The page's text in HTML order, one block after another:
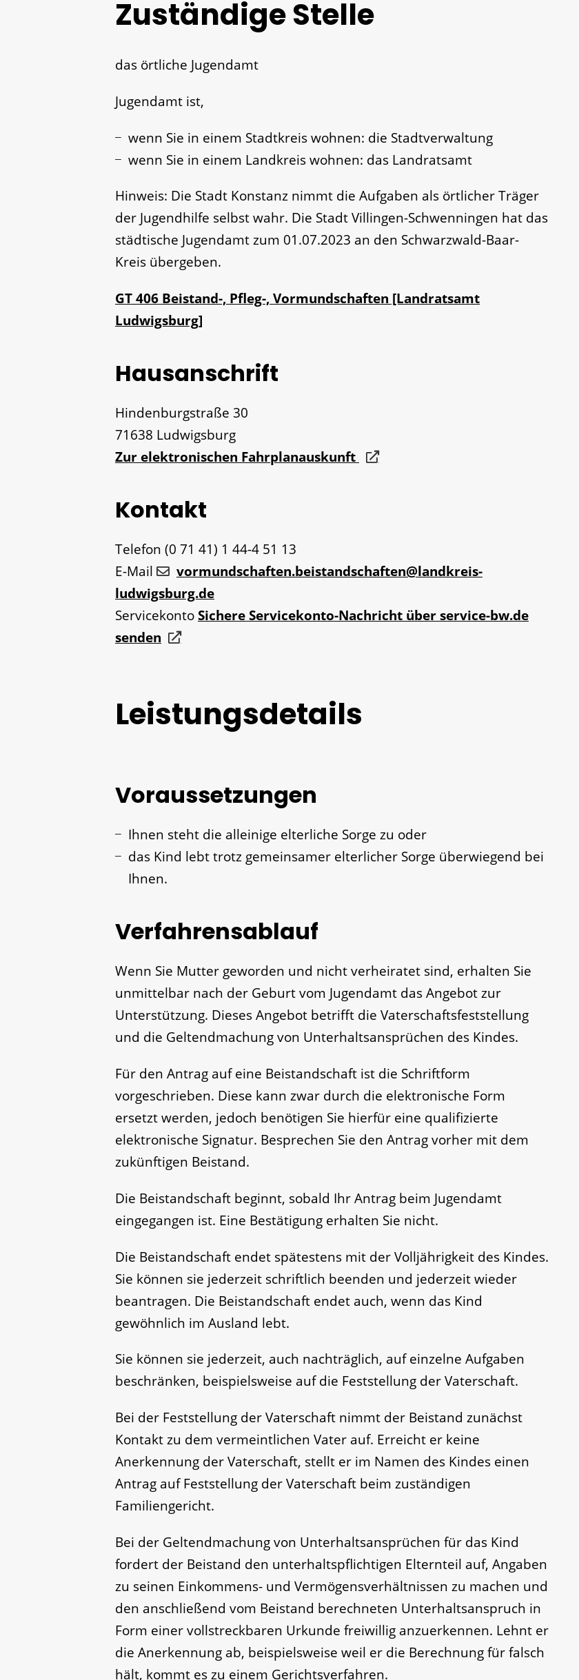
Zuständige Stelle
das örtliche Jugendamt
Jugendamt ist,
wenn Sie in einem Stadtkreis wohnen: die Stadtverwaltung
wenn Sie in einem Landkreis wohnen: das Landratsamt
Hinweis: Die Stadt Konstanz nimmt die Aufgaben als örtlicher Träger
der Jugendhilfe selbst wahr. Die Stadt Villingen-Schwenningen hat das
städtische Jugendamt zum 01.07.2023 an den Schwarzwald-Baar-
Kreis übergeben.
GT 406 Beistand-, Pfleg-, Vormundschaften [Landratsamt
Ludwigsburg]
Hausanschrift
Hindenburgstraße 30
71638 Ludwigsburg
Zur elektronischen Fahrplanauskunft
Kontakt
Telefon (0 71 41) 1 44-4 51 13
E-Mail
vormundschaften.beistandschaften@landkreis-
ludwigsburg.de
ServicekontoSichere Servicekonto-Nachricht über service-bw.de
senden
Leistungsdetails
Voraussetzungen
Ihnen steht die alleinige elterliche Sorge zu oder
das Kind lebt trotz gemeinsamer elterlicher Sorge überwiegend bei
Ihnen.
Verfahrensablauf
Wenn Sie Mutter geworden und nicht verheiratet sind, erhalten Sie
unmittelbar nach der Geburt vom Jugendamt das Angebot zur
Unterstützung. Dieses Angebot betrifft die Vaterschaftsfeststellung
und die Geltendmachung von Unterhaltsansprüchen des Kindes.
Für den Antrag auf eine Beistandschaft ist die Schriftform
vorgeschrieben. Diese kann zwar durch die elektronische Form
ersetzt werden, jedoch benötigen Sie hierfür eine qualifizierte
elektronische Signatur. Besprechen Sie den Antrag vorher mit dem
zukünftigen Beistand.
Die Beistandschaft beginnt, sobald Ihr Antrag beim Jugendamt
eingegangen ist. Eine Bestätigung erhalten Sie nicht.
Die Beistandschaft endet spätestens mit der Volljährigkeit des Kindes.
Sie können sie jederzeit schriftlich beenden und jederzeit wieder
beantragen. Die Beistandschaft endet auch, wenn das Kind
gewöhnlich im Ausland lebt.
Sie können sie jederzeit, auch nachträglich, auf einzelne Aufgaben
beschränken, beispielsweise auf die Feststellung der Vaterschaft.
Bei der Feststellung der Vaterschaft nimmt der Beistand zunächst
Kontakt zu dem vermeintlichen Vater auf. Erreicht er keine
Anerkennung der Vaterschaft, stellt er im Namen des Kindes einen
Antrag auf Feststellung der Vaterschaft beim zuständigen
Familiengericht.
Bei der Geltendmachung von Unterhaltsansprüchen für das Kind
fordert der Beistand den unterhaltspflichtigen Elternteil auf, Angaben
zu seinen Einkommens- und Vermögensverhältnissen zu machen und
den anschließend vom Beistand berechneten Unterhaltsanspruch in
Form einer vollstreckbaren Urkunde freiwillig anzuerkennen. Lehnt er
die Anerkennung ab, beispielsweise weil er die Berechnung für falsch
hält, kommt es zu einem Gerichtsverfahren.